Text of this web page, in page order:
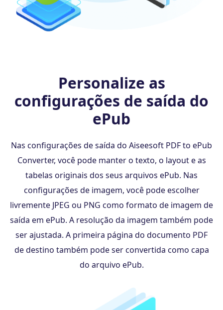
Personalize as
configurações de saída do
ePub
Nas configurações de saída do Aiseesoft PDF to ePub
Converter, você pode manter o texto, o layout e as
tabelas originais dos seus arquivos ePub. Nas
configurações de imagem, você pode escolher
livremente JPEG ou PNG como formato de imagem de
saída em ePub. A resolução da imagem também pode
ser ajustada. A primeira página do documento PDF
de destino também pode ser convertida como capa
do arquivo ePub.